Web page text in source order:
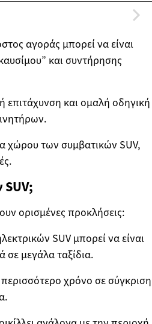
αγοράς μπορεί να είναι
και συντήρησης
επιτάχυνση και ομαλή οδηγική
χώρου των συμβατικών SUV,
SUV;
ορισμένες προκλήσεις:
SUV μπορεί να είναι
σε μεγάλα ταξίδια.
χρόνο σε σύγκριση